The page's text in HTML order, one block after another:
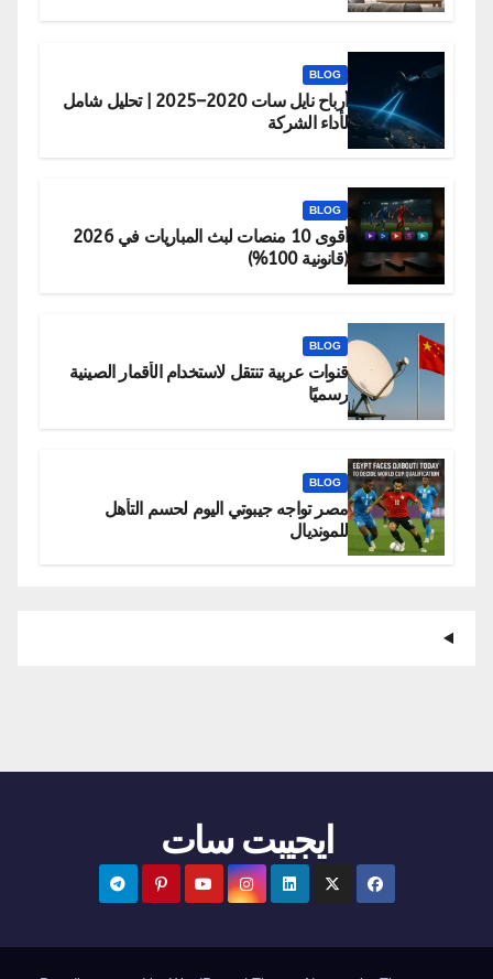
BLOG
أرباح نايل سات 2020–2025 | تحليل شامل
لأداء الشركة
BLOG
أقوى 10 منصات لبث المباريات في 2026
(قانونية 100%)
BLOG
قنوات عربية تنتقل لاستخدام الأقمار الصينية
رسميًا
BLOG
مصر تواجه جيبوتي اليوم لحسم التأهل
للمونديال
ايجيبت سات